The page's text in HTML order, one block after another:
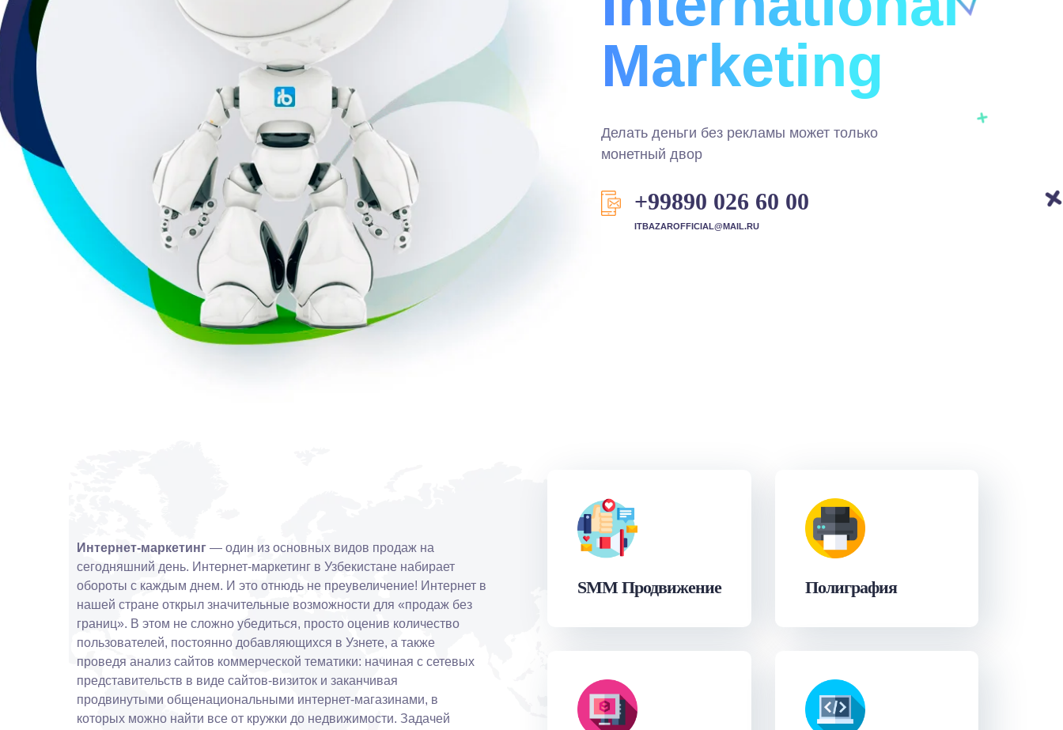
Marketing
Делать деньги без рекламы может только
монетный двор
+99890 026 60 00
ITBAZAROFFICIAL@MAIL.RU
Интернет-маркетинг — один из основных видов продаж на
сегодняшний день. Интернет-маркетинг в Узбекистане набирает
обороты с каждым днем. И это отнюдь не преувеличение! Интернет в
нашей стране открыл значительные возможности для «продаж без
границ». В этом не сложно убедиться, просто оценив количество
пользователей, постоянно добавляющихся в Узнете, а также
проведя анализ сайтов коммерческой тематики: начиная с сетевых
представительств в виде сайтов-визиток и заканчивая
продвинутыми общенациональными интернет-магазинами, в
которых можно найти все от кружки до недвижимости. Задачей
SMM Продвижение Полиграфия